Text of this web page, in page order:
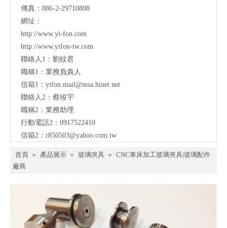
傳真：886-2-29710808
網址：
http://www.yi-fon.com
http://www.yifon-tw.com
聯絡人1：劉紋君
職稱1：業務負責人
信箱1： yifon.mail@msa.hinet.net
聯絡人2：蔡竣宇
職稱2：業務助理
行動電話2：0917522410
信箱2： r850503@yahoo.com.tw
首頁 » 產品展示 » 玻璃夾具 » CNC車床加工玻璃夾具|玻璃配件
廠商